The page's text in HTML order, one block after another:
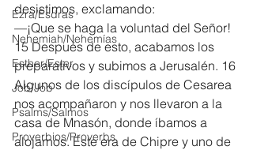
Ezra/Esdras
Nehemiah/Nehemías
Esther/Ester
Job/Job
Psalms/Salmos
Proverbios/Proverbs
desistimos, exclamando:
—¡Que se haga la voluntad del Señor!
15 Después de esto, acabamos los
preparativos y subimos a Jerusalén. 16
Algunos de los discípulos de Cesarea
nos acompañaron y nos llevaron a la
casa de Mnasón, donde íbamos a
alojarnos. Este era de Chipre y uno de